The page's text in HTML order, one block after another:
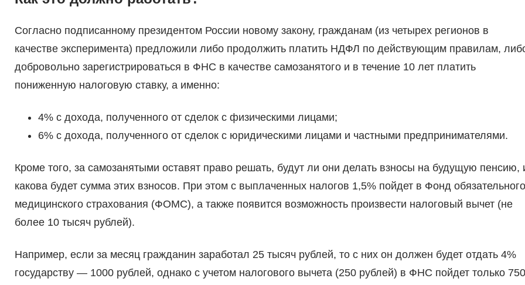
Согласно подписанному президентом России новому закону, гражданам (из четырех регионов в
качестве эксперимента) предложили либо продолжить платить НДФЛ по действующим правилам,
добровольно зарегистрироваться в ФНС в качестве самозанятого и в течение 10 лет платить
пониженную налоговую ставку, а именно:
4% с дохода, полученного от сделок с физическими лицами;
6% с дохода, полученного от сделок с юридическими лицами и частными предпринимателями.
Кроме того, за самозанятыми оставят право решать, будут ли они делать взносы на будущую пенсию,
какова будет сумма этих взносов. При этом с выплаченных налогов 1,5% пойдет в Фонд обязательного
медицинского страхования (ФОМС), а также появится возможность произвести налоговый вычет (не
более 10 тысяч рублей).
Например, если за месяц гражданин заработал 25 тысяч рублей, то с них он должен будет отдать 4%
государству — 1000 рублей, однако с учетом налогового вычета (250 рублей) в ФНС пойдет только 750